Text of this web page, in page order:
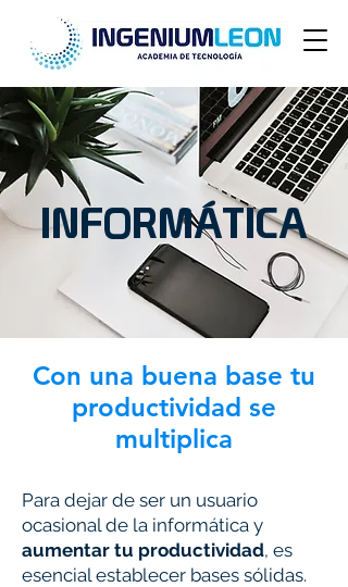
INFORMÁTICA
Con una buena base tu
productividad se
multiplica
Para dejar de ser un usuario
ocasional de la informática y
aumentar tu productividad, es
esencial establecer bases sólidas.